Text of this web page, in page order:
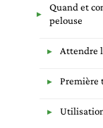
Quand et
pelouse
Attendre
Première